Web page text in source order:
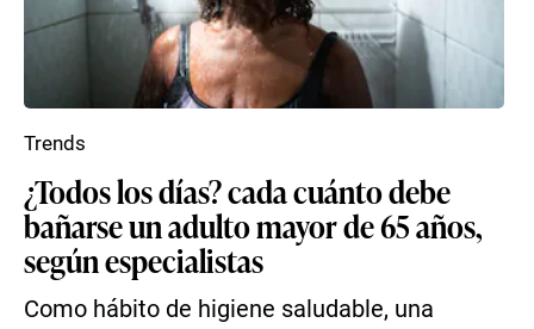
¿Todos los días? cada cuánto debe
bañarse un adulto mayor de 65 años,
según especialistas
Como hábito de higiene saludable, una
Trends